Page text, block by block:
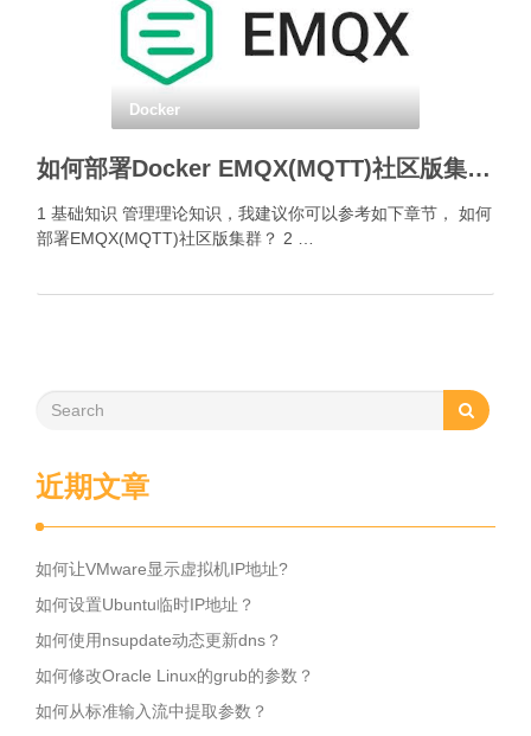
Docker
如何部署Docker EMQX(MQTT)社区版集群？
1 基础知识 管理理论知识，我建议你可以参考如下章节， 如何
部署EMQX(MQTT)社区版集群？ 2 …
近期文章
如何让VMware显示虚拟机IP地址?
如何设置Ubuntu临时IP地址？
如何使用nsupdate动态更新dns？
如何修改Oracle Linux的grub的参数？
如何从标准输入流中提取参数？